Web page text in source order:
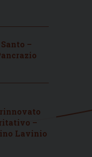
–
–
Lavinio